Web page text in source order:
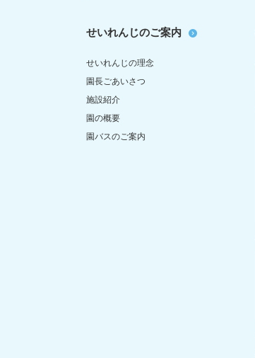
せいれんじのご案内
せいれんじの理念
園長ごあいさつ
施設紹介
園の概要
園バスのご案内